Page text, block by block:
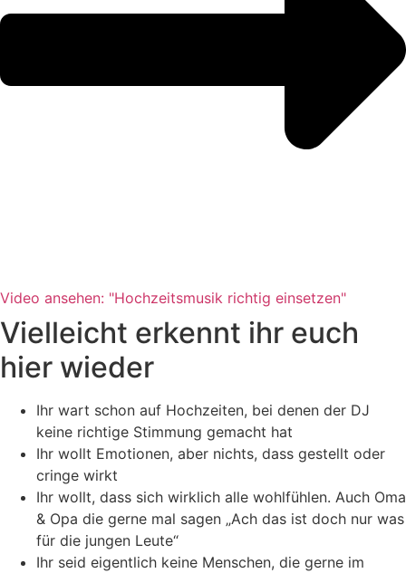
Video ansehen: "Hochzeitsmusik richtig einsetzen"
Vielleicht erkennt ihr euch
hier wieder
Ihr wart schon auf Hochzeiten, bei denen der DJ
keine richtige Stimmung gemacht hat
Ihr wollt Emotionen, aber nichts, dass gestellt oder
cringe wirkt
Ihr wollt, dass sich wirklich alle wohlfühlen. Auch Oma
& Opa die gerne mal sagen „Ach das ist doch nur was
für die jungen Leute“
Ihr seid eigentlich keine Menschen, die gerne im